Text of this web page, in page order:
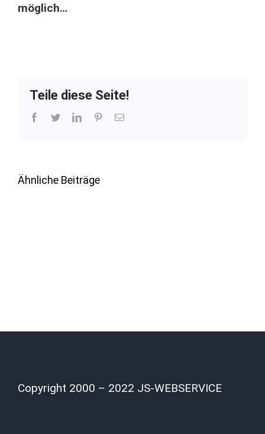
möglich…
Teile diese Seite!
Facebook
TwitterLinkedInPinterest
E-
Ähnliche Beiträge
Copyright 2000 – 2022 JS-WEBSERVICE